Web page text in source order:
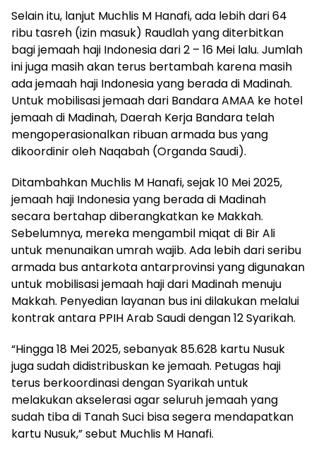
Selain itu, lanjut Muchlis M Hanafi, ada lebih dari 64
ribu tasreh (izin masuk) Raudlah yang diterbitkan
bagi jemaah haji Indonesia dari 2 – 16 Mei lalu. Jumlah
ini juga masih akan terus bertambah karena masih
ada jemaah haji Indonesia yang berada di Madinah.
Untuk mobilisasi jemaah dari Bandara AMAA ke hotel
jemaah di Madinah, Daerah Kerja Bandara telah
mengoperasionalkan ribuan armada bus yang
dikoordinir oleh Naqabah (Organda Saudi).
Ditambahkan Muchlis M Hanafi, sejak 10 Mei 2025,
jemaah haji Indonesia yang berada di Madinah
secara bertahap diberangkatkan ke Makkah.
Sebelumnya, mereka mengambil miqat di Bir Ali
untuk menunaikan umrah wajib. Ada lebih dari seribu
armada bus antarkota antarprovinsi yang digunakan
untuk mobilisasi jemaah haji dari Madinah menuju
Makkah. Penyedian layanan bus ini dilakukan melalui
kontrak antara PPIH Arab Saudi dengan 12 Syarikah.
“Hingga 18 Mei 2025, sebanyak 85.628 kartu Nusuk
juga sudah didistribuskan ke jemaah. Petugas haji
terus berkoordinasi dengan Syarikah untuk
melakukan akselerasi agar seluruh jemaah yang
sudah tiba di Tanah Suci bisa segera mendapatkan
kartu Nusuk,” sebut Muchlis M Hanafi.